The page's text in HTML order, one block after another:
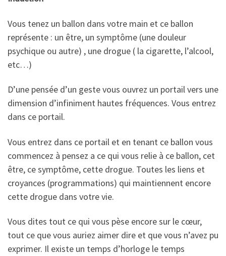
Vous tenez un ballon dans votre main et ce ballon
représente : un être, un symptôme (une douleur
psychique ou autre) , une drogue ( la cigarette, l’alcool,
etc…)
D’une pensée d’un geste vous ouvrez un portail vers une
dimension d’infiniment hautes fréquences. Vous entrez
dans ce portail.
Vous entrez dans ce portail et en tenant ce ballon vous
commencez à pensez a ce qui vous relie à ce ballon, cet
être, ce symptôme, cette drogue. Toutes les liens et
croyances (programmations) qui maintiennent encore
cette drogue dans votre vie.
Vous dites tout ce qui vous pèse encore sur le cœur,
tout ce que vous auriez aimer dire et que vous n’avez pu
exprimer. Il existe un temps d’horloge le temps